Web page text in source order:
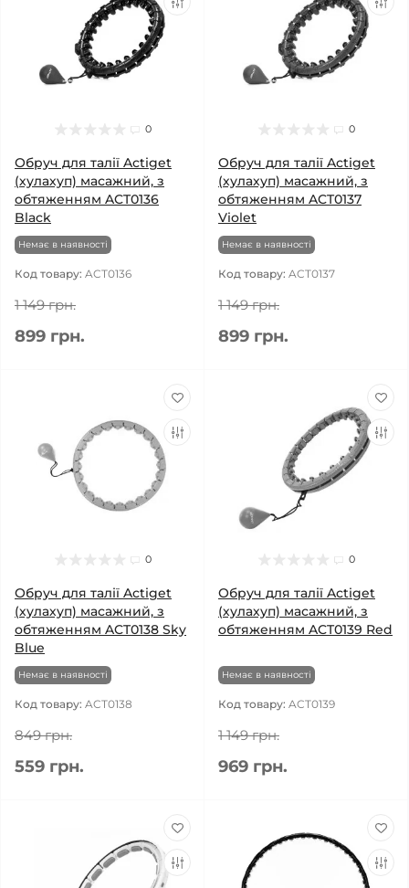
0
Обруч для талії Actiget
(хулахуп) масажний, з
обтяженням ACT0136
Black
Немає в наявності
Код товару: ACT0136
1 149 грн.
899 грн.
0
Обруч для талії Actiget
(хулахуп) масажний, з
обтяженням ACT0137
Violet
Немає в наявності
Код товару: ACT0137
1 149 грн.
899 грн.
0
Обруч для талії Actiget
(хулахуп) масажний, з
обтяженням ACT0138 Sky
Blue
Немає в наявності
Код товару: ACT0138
849 грн.
559 грн.
0
Обруч для талії Actiget
(хулахуп) масажний, з
обтяженням ACT0139 Red
Немає в наявності
Код товару: ACT0139
1 149 грн.
969 грн.